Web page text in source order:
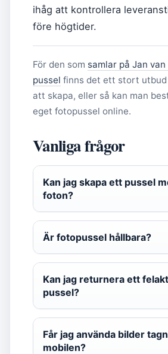
ihåg att kontrollera
före högtider.
För den som samlar på Jan
pussel finns det ett stort utbud
att skapa, eller så kan man
eget fotopussel online.
Vanliga frågor
Kan jag skapa ett pussel
foton?
Är fotopussel hållbara?
Kan jag returnera ett
pussel?
Får jag använda bilder
mobilen?